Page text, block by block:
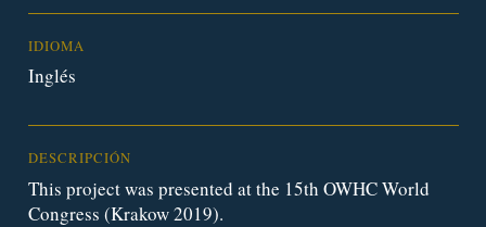
IDIOMA
Inglés
DESCRIPCIÓN
This project was presented at the 15th OWHC World
Congress (Krakow 2019).